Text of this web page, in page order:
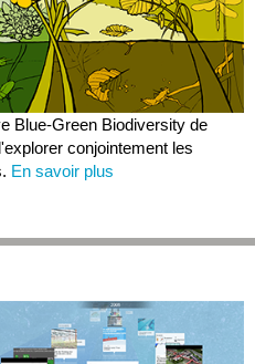
Blue-Green Biodiversity de
conjointement les
En savoir plus